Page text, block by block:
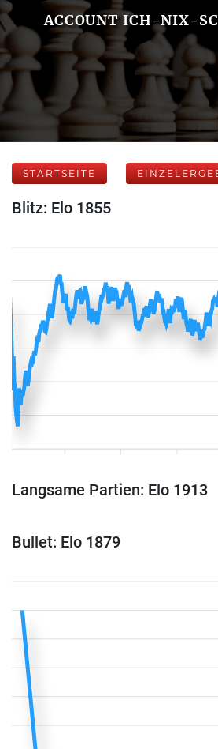
ACCOUNT ICH-NIX-
STARTSEITE
Blitz: Elo 1855
Langsame Partien: Elo 1913
Bullet: Elo 1879